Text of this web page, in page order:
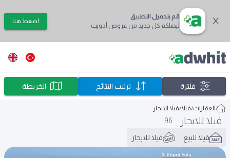
قم بتحميل التطبيق
ليصلكم كل جديد من عروض أدويت
اضغط هنا
فلترة ترتيب النتائج الخريطة
/ العقارات/فيلا/فيلا للايجار
فيلا للايجار 96
فيلا للبيع فيلا للايجار